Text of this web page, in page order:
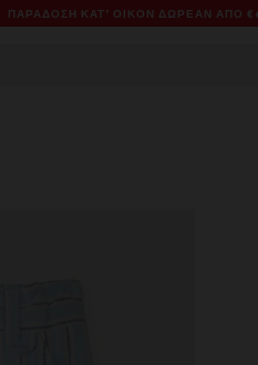
ΠΑΡΆΔΟΣΗ ΚΑΤ' ΟΊΚΟΝ ΔΩΡΕΑΝ ΑΠΌ